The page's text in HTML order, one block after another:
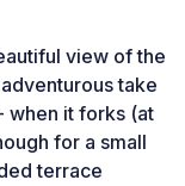
view of the
take
when it forks (at
for a small
terrace